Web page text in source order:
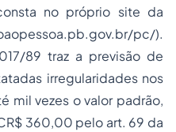
no próprio site da
pc/).
89 traz a previsão de
irregularidades nos
mil vezes o valor padrão,
360,00 pelo art. 69 da